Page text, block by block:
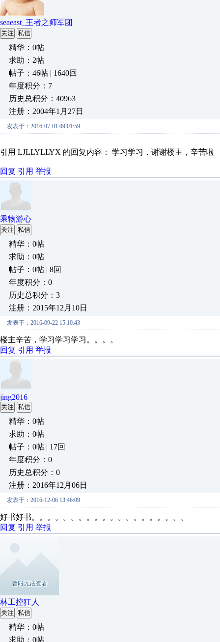
seaeast_王者之师军团
关注 私信
精华：0帖
求助：2帖
帖子：46帖 | 1640回
年度积分：7
历史总积分：40963
注册：2004年1月27日
发表于：2016-07-01 09:01:59
引用 LJLLYLLYX 的回复内容： 学习学习，谢谢楼主，辛苦啦
回复 引用 举报
乘物游心
关注 私信
精华：0帖
求助：0帖
帖子：0帖 | 8回
年度积分：0
历史总积分：3
注册：2015年12月10日
发表于：2016-09-22 15:10:43
楼主辛苦，学习学习学习。。。。
回复 引用 举报
jing2016
关注 私信
精华：0帖
求助：0帖
帖子：0帖 | 17回
年度积分：0
历史总积分：0
注册：2016年12月06日
发表于：2016-12-06 13:46:09
好书好书。。。。。。。。。。。。。。。。。。。。
回复 引用 举报
林工控狂人
关注 私信
精华：0帖
求助：0帖